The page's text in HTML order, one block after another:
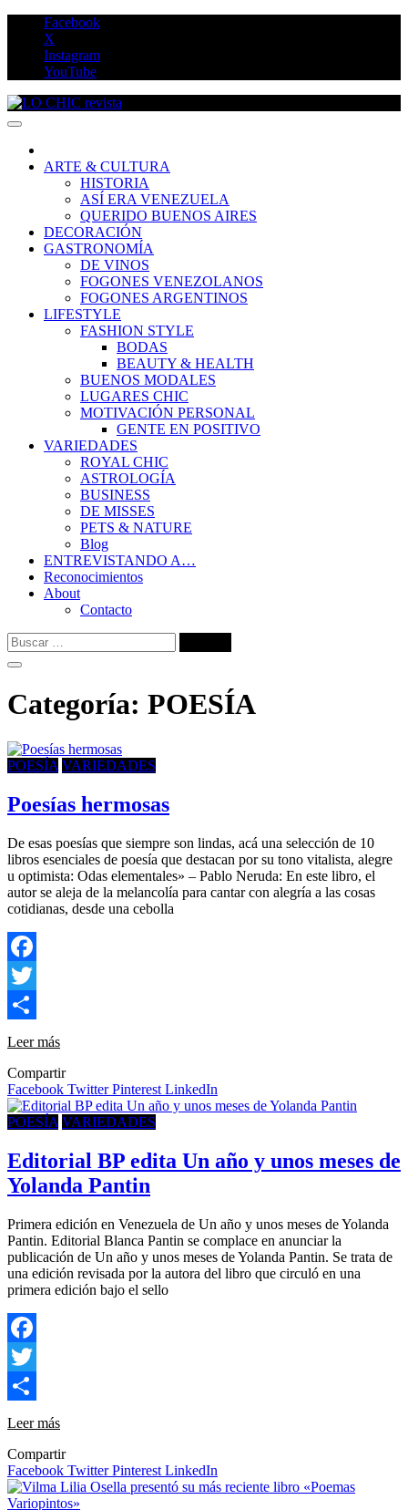
contenido
Facebook
X
Instagram
YouTube
ARTE & CULTURA
HISTORIA
ASÍ ERA VENEZUELA
QUERIDO BUENOS AIRES
DECORACIÓN
GASTRONOMÍA
DE VINOS
FOGONES VENEZOLANOS
FOGONES ARGENTINOS
LIFESTYLE
FASHION STYLE
BODAS
BEAUTY & HEALTH
BUENOS MODALES
LUGARES CHIC
MOTIVACIÓN PERSONAL
GENTE EN POSITIVO
VARIEDADES
ROYAL CHIC
ASTROLOGÍA
BUSINESS
DE MISSES
PETS & NATURE
Blog
ENTREVISTANDO A…
Reconocimientos
About
Contacto
Buscar:
Categoría: POESÍA
POESÍA VARIEDADES
Poesías hermosas
De esas poesías que siempre son lindas, acá una selección de 10
libros esenciales de poesía que destacan por su tono vitalista, alegre
u optimista: Odas elementales» – Pablo Neruda: En este libro, el
autor se aleja de la melancolía para cantar con alegría a las cosas
cotidianas, desde una cebolla
Facebook
Twitter
Compartir
Leer más
Compartir
Facebook TwitterPinterest LinkedIn
POESÍA VARIEDADES
Editorial BP edita Un año y unos meses de
Yolanda Pantin
Primera edición en Venezuela de Un año y unos meses de Yolanda
Pantin. Editorial Blanca Pantin se complace en anunciar la
publicación de Un año y unos meses de Yolanda Pantin. Se trata de
una edición revisada por la autora del libro que circuló en una
primera edición bajo el sello
Facebook
Twitter
Compartir
Leer más
Compartir
Facebook TwitterPinterest LinkedIn